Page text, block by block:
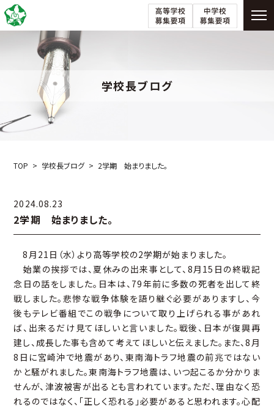
学校長ブログ
TOP 学校長ブログ 2学期 始まりました。
2024.08.23
2学期 始まりました。
8月21日（水）より高等学校の2学期が始まりました。
始業の挨拶では、夏休みの出来事として、8月15日の終戦記
念日の話をしました。日本は、79年前に多数の死者を出して終
戦しました。悲惨な戦争体験を語り継ぐ必要がありますし、今
後もテレビ番組でこの戦争について取り上げられる事があれ
ば、出来るだけ見てほしいと言いました。戦後、日本が復興再
建し、成長した事も含めて考えてほしいと伝えました。また、8月
8日に宮崎沖で地震があり、東南海トラフ地震の前兆ではない
かと騒がれました。東南海トラフ地震は、いつ起こるか分かりま
せんが、津波被害が出るとも言われています。ただ、理由なく恐
れるのではなく、「正しく恐れる」必要があると思われます。心配